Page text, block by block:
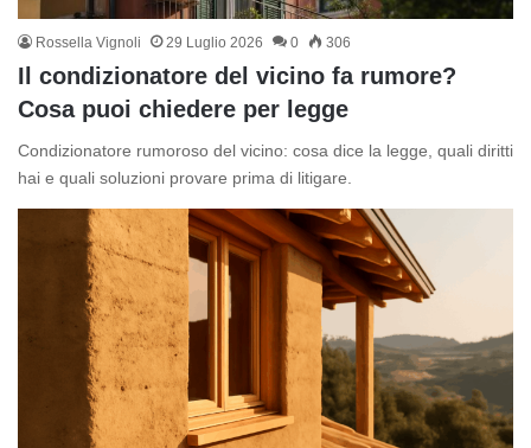
Rossella Vignoli 29 Luglio 2026 0 306
Il condizionatore del vicino fa rumore?
Cosa puoi chiedere per legge
Condizionatore rumoroso del vicino: cosa dice la legge, quali diritti
hai e quali soluzioni provare prima di litigare.